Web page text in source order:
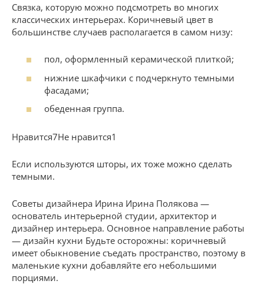
Связка, которую можно подсмотреть во многих
классических интерьерах. Коричневый цвет в
большинстве случаев располагается в самом низу:
пол, оформленный керамической плиткой;
нижние шкафчики с подчеркнуто темными
фасадами;
обеденная группа.
Нравится7Не нравится1
Если используются шторы, их тоже можно сделать
темными.
Советы дизайнера Ирина Ирина Полякова —
основатель интерьерной студии, архитектор и
дизайнер интерьера. Основное направление работы
— дизайн кухни Будьте осторожны: коричневый
имеет обыкновение съедать пространство, поэтому в
маленькие кухни добавляйте его небольшими
порциями.